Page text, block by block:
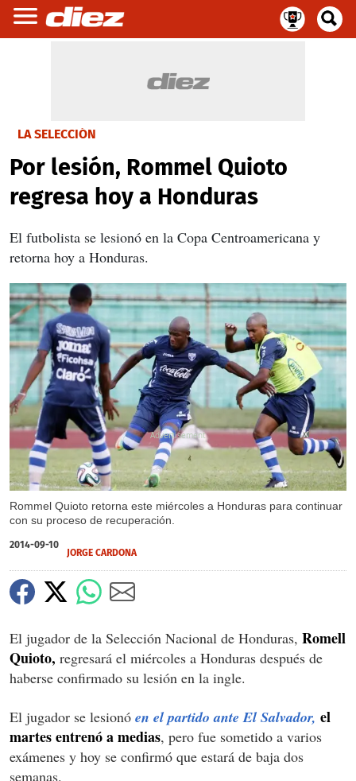
LA SELECCIÓN
Por lesión, Rommel Quioto
regresa hoy a Honduras
El futbolista se lesionó en la Copa Centroamericana y
retorna hoy a Honduras.
Rommel Quioto retorna este miércoles a Honduras para continuar
con su proceso de recuperación.
X
2014-09-10
JORGE CARDONA
El jugador de la Selección Nacional de Honduras, Romell
Quioto, regresará el miércoles a Honduras después de
haberse confirmado su lesión en la ingle.
El jugador se lesionó en el partido ante El Salvador, el
martes entrenó a medias, pero fue sometido a varios
exámenes y hoy se confirmó que estará de baja dos
semanas.